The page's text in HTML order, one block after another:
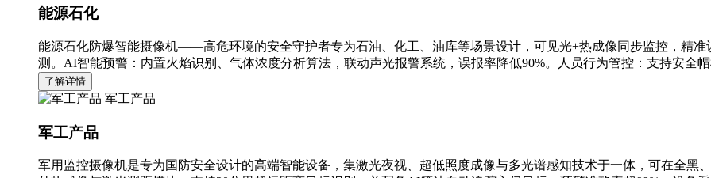
能源石化
能源石化防爆智能摄像机——高危环境的安全守护者专为石油、化工、油库等场景设计，可见光+热成像同步监控，精
测。AI智能预警：内置火焰识别、气体浓度分析算法，联动声光报警系统，误报率降低90%。人员行为管控：支持安全
了解详情
军工产品
军工产品
军用监控摄像机是专为国防安全设计的高端智能设备，集激光夜视、超低照度成像与多光谱感知技术于一体，可在全黑